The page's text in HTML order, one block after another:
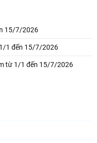
15/7/2026
1 đến 15/7/2026
từ 1/1 đến 15/7/2026